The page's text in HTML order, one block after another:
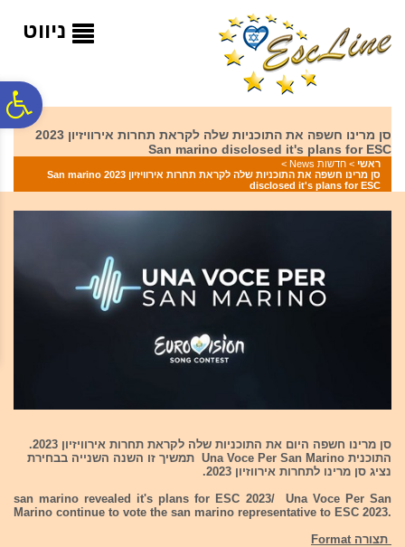
המרכזי
ניווט
סן מרינו חשפה את התוכניות שלה לקראת תחרות אירוויזיון 2023
San marino disclosed it's plans for ESC
ראשי > חדשות News
>
סן מרינו חשפה את התוכניות שלה לקראת תחרות אירוויזיון 2023 San marino
disclosed it's plans for ESC
סן מרינו חשפה היום את התוכניות שלה לקראת תחרות אירוויזיון 2023.
התוכנית Una Voce Per San Marino תמשיך זו השנה השנייה בבחירת
נציג סן מרינו לתחרות אירווזיון 2023.
san marino revealed it's plans for ESC 2023/ Una Voce Per San
Marino continue to vote the san marino representative to ESC 2023.
תצורה Format